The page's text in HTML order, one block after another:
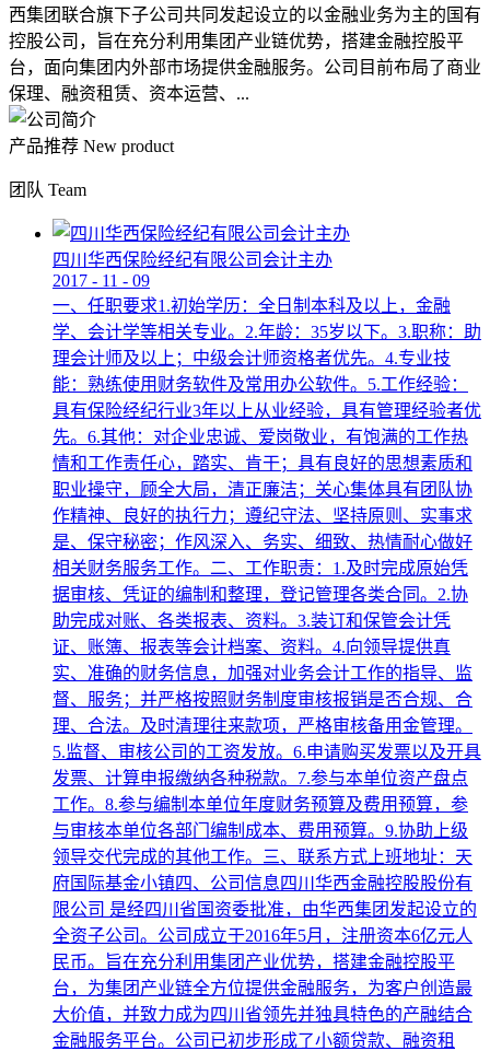
西集团联合旗下子公司共同发起设立的以金融业务为主的国有
控股公司，旨在充分利用集团产业链优势，搭建金融控股平
台，面向集团内外部市场提供金融服务。公司目前布局了商业
保理、融资租赁、资本运营、...
产品推荐 New product
团队 Team
四川华西保险经纪有限公司会计主办
2017 - 11 - 09
一、任职要求1.初始学历：全日制本科及以上，金融
学、会计学等相关专业。2.年龄：35岁以下。3.职称：助
理会计师及以上；中级会计师资格者优先。4.专业技
能：熟练使用财务软件及常用办公软件。5.工作经验：
具有保险经纪行业3年以上从业经验，具有管理经验者优
先。6.其他：对企业忠诚、爱岗敬业，有饱满的工作热
情和工作责任心，踏实、肯干；具有良好的思想素质和
职业操守，顾全大局，清正廉洁；关心集体具有团队协
作精神、良好的执行力；遵纪守法、坚持原则、实事求
是、保守秘密；作风深入、务实、细致、热情耐心做好
相关财务服务工作。二、工作职责：1.及时完成原始凭
据审核、凭证的编制和整理，登记管理各类合同。2.协
助完成对账、各类报表、资料。3.装订和保管会计凭
证、账簿、报表等会计档案、资料。4.向领导提供真
实、准确的财务信息，加强对业务会计工作的指导、监
督、服务；并严格按照财务制度审核报销是否合规、合
理、合法。及时清理往来款项，严格审核备用金管理。
5.监督、审核公司的工资发放。6.申请购买发票以及开具
发票、计算申报缴纳各种税款。7.参与本单位资产盘点
工作。8.参与编制本单位年度财务预算及费用预算，参
与审核本单位各部门编制成本、费用预算。9.协助上级
领导交代完成的其他工作。三、联系方式上班地址：天
府国际基金小镇四、公司信息四川华西金融控股股份有
限公司 是经四川省国资委批准，由华西集团发起设立的
全资子公司。公司成立于2016年5月，注册资本6亿元人
民币。旨在充分利用集团产业优势，搭建金融控股平
台，为集团产业链全方位提供金融服务，为客户创造最
大价值，并致力成为四川省领先并独具特色的产融结合
金融服务平台。公司已初步形成了小额贷款、融资租